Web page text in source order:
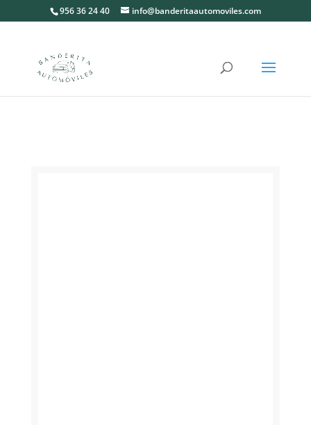
956 36 24 40 info@banderitaautomoviles.com
Inicio/Camiones
/ SCANIA PORTACONTENEDORES